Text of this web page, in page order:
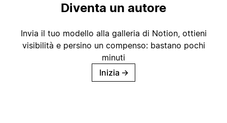
Diventa un autore
Invia il tuo modello alla galleria di Notion, ottieni
visibilità e persino un compenso: bastano pochi
minuti
Inizia →